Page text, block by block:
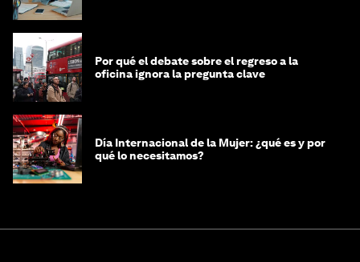
Por qué el debate sobre el regreso a la
oficina ignora la pregunta clave
Día Internacional de la Mujer: ¿qué es y por
qué lo necesitamos?